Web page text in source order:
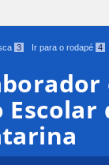
3 Ir para o rodapé 4